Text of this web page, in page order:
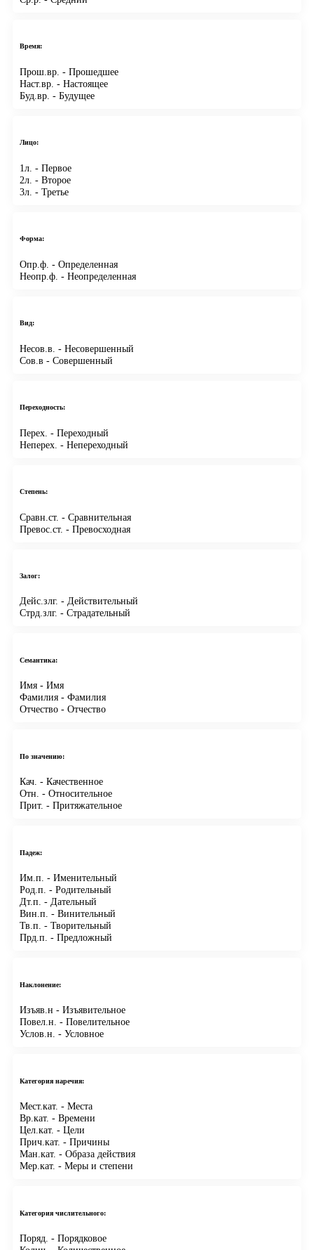
Время:
Прош.вр. - Прошедшее
Наст.вр. - Настоящее
Буд.вр. - Будущее
Лицо:
1л. - Первое
2л. - Второе
3л. - Третье
Форма:
Опр.ф. - Определенная
Неопр.ф. - Неопределенная
Вид:
Несов.в. - Несовершенный
Сов.в - Совершенный
Переходность:
Перех. - Переходный
Неперех. - Непереходный
Степень:
Сравн.ст. - Сравнительная
Превос.ст. - Превосходная
Залог:
Дейс.злг. - Действительный
Стрд.злг. - Страдательный
Семантика:
Имя - Имя
Фамилия - Фамилия
Отчество - Отчество
По значению:
Кач. - Качественное
Отн. - Относительное
Прит. - Притяжательное
Падеж:
Им.п. - Именительный
Род.п. - Родительный
Дт.п. - Дательный
Вин.п. - Винительный
Тв.п. - Творительный
Прд.п. - Предложный
Наклонение:
Изъяв.н - Изъявительное
Повел.н. - Повелительное
Услов.н. - Условное
Категория наречия:
Мест.кат. - Места
Вр.кат. - Времени
Цел.кат. - Цели
Прич.кат. - Причины
Ман.кат. - Образа действия
Мер.кат. - Меры и степени
Категория числительного:
Поряд. - Порядковое